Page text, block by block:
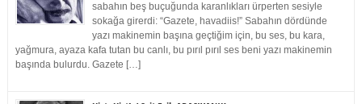
sabahın beş buçuğunda karanlıkları ürperten sesiyle
sokağa girerdi: “Gazete, havadiis!” Sabahın dördünde
yazı makinemin başına geçtiğim için, bu ses, bu kara,
yağmura, ayaza kafa tutan bu canlı, bu pırıl pırıl ses beni yazı makinemin
başında bulurdu. Gazete […]